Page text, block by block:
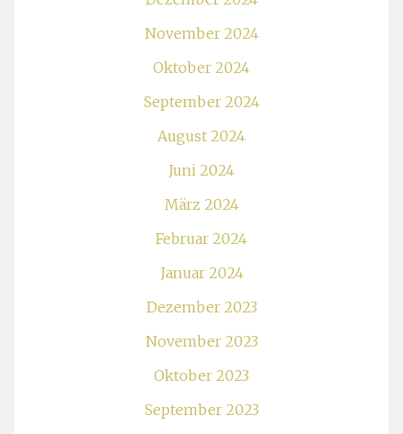
November 2024
Oktober 2024
September 2024
August 2024
Juni 2024
März 2024
Februar 2024
Januar 2024
Dezember 2023
November 2023
Oktober 2023
September 2023